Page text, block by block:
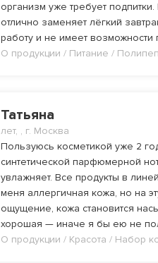
организм уже требует
отлично заменяет лёгкий
работу и не имеет возможности
О продукции / Питание /
Татьяна
лет, , г. Москва
Пользуюсь косметикой уже 2
синтетической парфюмерной
увлажняет. Все продукты в
меня аллергичная кожа, но на
ощущение, кожа становится
хорошая — иначе я бы ею не
О продукции / Красота / Набор